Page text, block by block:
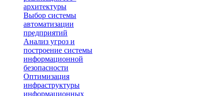
архитектуры
Выбор системы
автоматизации
предприятий
Анализ угроз и
построение системы
информационной
безопасности
Оптимизация
инфраструктуры
информационных